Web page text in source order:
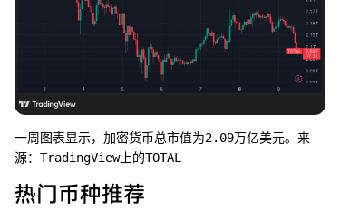
一周图表显示，加密货币总市值为2.09万亿美元。来
源：TradingView上的TOTAL
热门币种推荐